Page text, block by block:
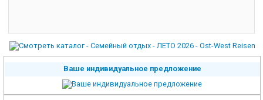
Ваше индивидуальное предложение